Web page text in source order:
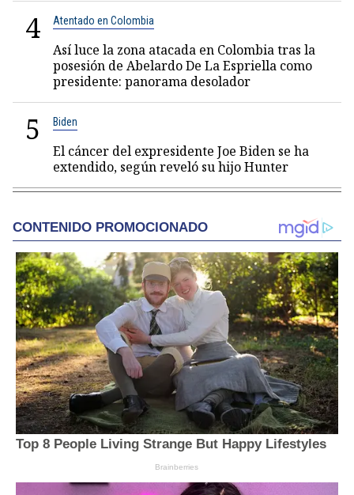
4 Atentado en Colombia
Así luce la zona atacada en Colombia tras la
posesión de Abelardo De La Espriella como
presidente: panorama desolador
5 Biden
El cáncer del expresidente Joe Biden se ha
extendido, según reveló su hijo Hunter